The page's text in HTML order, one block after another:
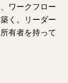
ワークフロー
く。リーダー
有者を持って